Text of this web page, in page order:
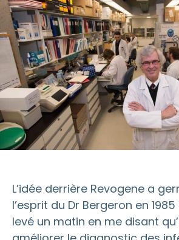
L’idée derrière Revogene a
l’esprit du Dr Bergeron en
levé un matin en me disant